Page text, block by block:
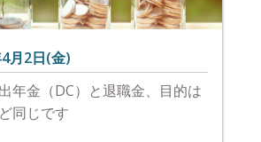
月2日(金)
年金（DC）と退職金、目的は
同じです